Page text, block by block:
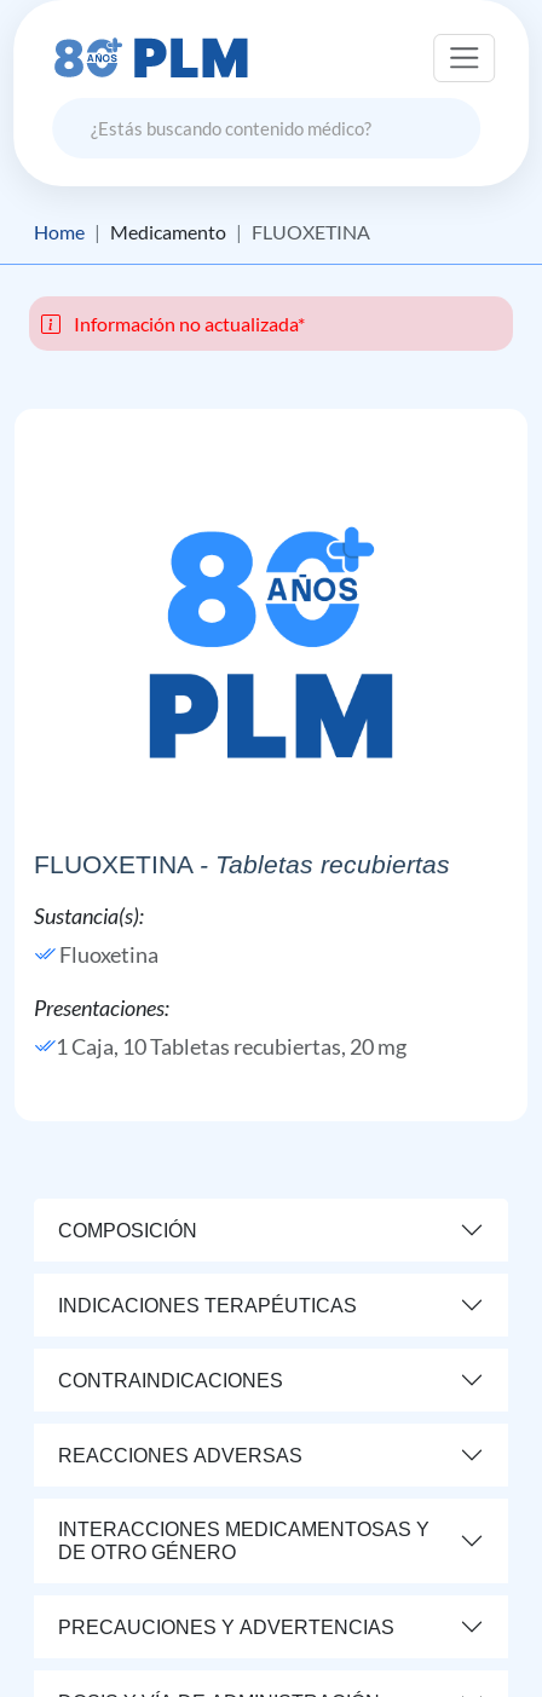
Home Medicamento FLUOXETINA
Información no actualizada*
FLUOXETINA - Tabletas recubiertas
Sustancia(s):
Fluoxetina
Presentaciones:
1 Caja, 10 Tabletas recubiertas, 20 mg
COMPOSICIÓN
INDICACIONES TERAPÉUTICAS
CONTRAINDICACIONES
REACCIONES ADVERSAS
INTERACCIONES MEDICAMENTOSAS Y
DE OTRO GÉNERO
PRECAUCIONES Y ADVERTENCIAS